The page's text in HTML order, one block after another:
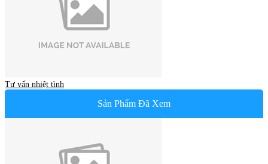
Tư vấn nhiệt tình
Sản Phẩm Đã Xem